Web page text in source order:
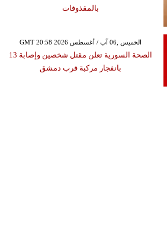
بالمقذوفات
GMT 20:58 2026 الخميس ,06 آب / أغسطس
الصحة السورية تعلن مقتل شخصين وإصابة 13
بانفجار مركبة قرب دمشق